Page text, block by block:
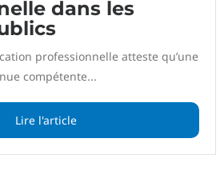
dans les
professionnelle atteste qu’une
compétente...
Lire l'article